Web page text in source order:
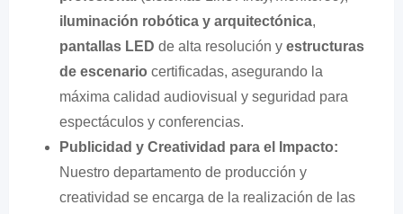
iluminación robótica y arquitectónica,
pantallas LED de alta resolución y estructuras
de escenario certificadas, asegurando la
máxima calidad audiovisual y seguridad para
espectáculos y conferencias.
Publicidad y Creatividad para el Impacto:
Nuestro departamento de producción y
creatividad se encarga de la realización de las